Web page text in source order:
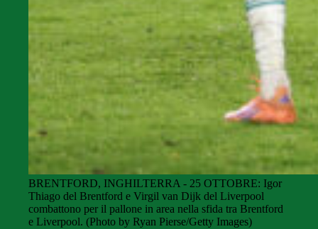
BRENTFORD, INGHILTERRA - 25 OTTOBRE: Igor
Thiago del Brentford e Virgil van Dijk del Liverpool
combattono per il pallone in area nella sfida tra Brentford
e Liverpool. (Photo by Ryan Pierse/Getty Images)